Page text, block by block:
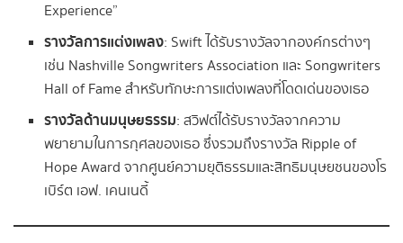
Experience”
รางวัลการแต่งเพลง: Swift ได้รับรางวัลจากองค์กรต่างๆ
เช่น Nashville Songwriters Association และ Songwriters
Hall of Fame สำหรับทักษะการแต่งเพลงที่โดดเด่นของเธอ
รางวัลด้านมนุษยธรรม: สวิฟต์ได้รับรางวัลจากความ
พยายามในการกุศลของเธอ ซึ่งรวมถึงรางวัล Ripple of
Hope Award จากศูนย์ความยุติธรรมและสิทธิมนุษยชนของโร
เบิร์ต เอฟ. เคนเนดี้